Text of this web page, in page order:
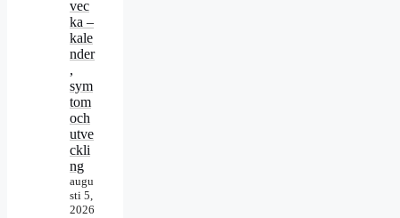
vec
ka –
kale
nder
,
sym
tom
och
utve
ckli
ng
augu
sti 5,
2026